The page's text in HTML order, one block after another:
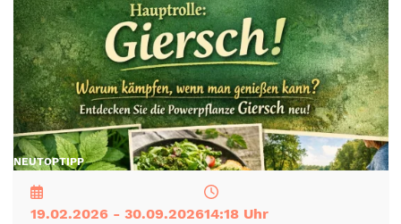
NEUTOPTIPP
19.02.2026 - 30.09.202614:18 Uhr